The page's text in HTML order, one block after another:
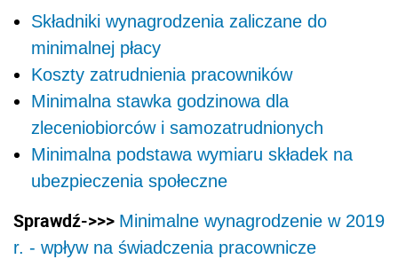
Składniki wynagrodzenia zaliczane do
minimalnej płacy
Koszty zatrudnienia pracowników
Minimalna stawka godzinowa dla
zleceniobiorców i samozatrudnionych
Minimalna podstawa wymiaru składek na
ubezpieczenia społeczne
Sprawdź->>> Minimalne wynagrodzenie w 2019
r. - wpływ na świadczenia pracownicze